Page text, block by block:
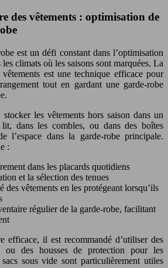
des vêtements : optimisation de
est un défi constant dans l’optimisation
les climats où les saisons sont marquées. La
est une technique efficace pour
tout en gardant une garde-robe
les vêtements hors saison dans un
lit, dans les combles, ou dans des boîtes
l’espace dans la garde-robe principale.
:
dans les placards quotidiens
et la sélection des tenues
des vêtements en les protégeant lorsqu’ils
régulier de la garde-robe, facilitant
efficace, il est recommandé d’utiliser des
ou des housses de protection pour les
sous vide sont particulièrement utiles